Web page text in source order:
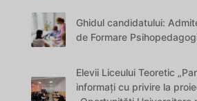
Ghidul candidatului:
de Formare
Elevii Liceului Teoretic
informați cu privire la